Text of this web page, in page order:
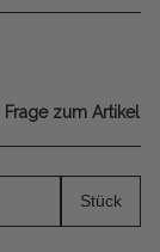
Frage zum Artikel
Stück